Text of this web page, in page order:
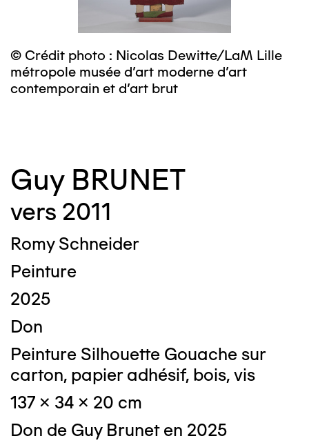
© Crédit photo : Nicolas Dewitte/LaM Lille
métropole musée d’art moderne d’art
contemporain et d’art brut
Guy BRUNET
vers 2011
Romy Schneider
Peinture
2025
Don
Peinture Silhouette Gouache sur
carton, papier adhésif, bois, vis
137 x 34 x 20 cm
Don de Guy Brunet en 2025